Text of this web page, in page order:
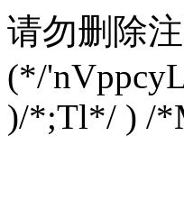
请勿删除注
(*/
)/*;Tl*/ ) /